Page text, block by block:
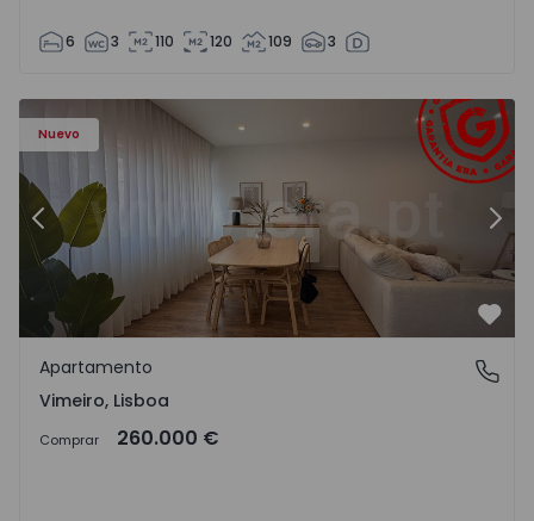
6 3 110 120 109 3
Nuevo
Apartamento T1 Lourinhã, Vimeiro - 1575406 - 1
Anterior
Vimeiro, Lisboa
Apartamento
Vimeiro, Lisboa
Comprar 260.000 €